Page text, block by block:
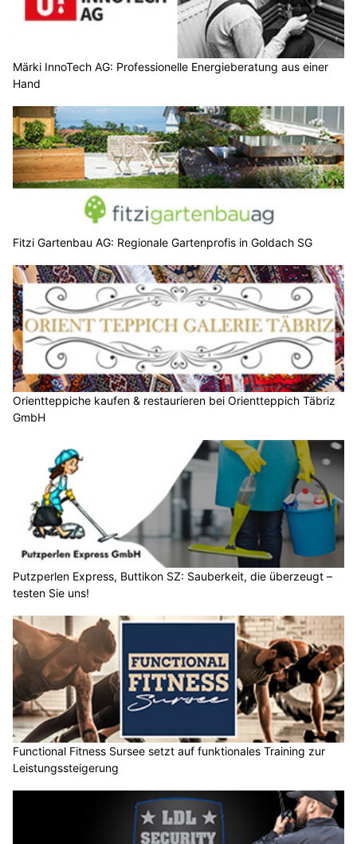
Märki InnoTech AG: Professionelle Energieberatung aus einer
Hand
Fitzi Gartenbau AG: Regionale Gartenprofis in Goldach SG
Orientteppiche kaufen & restaurieren bei Orientteppich Täbriz
GmbH
Putzperlen Express, Buttikon SZ: Sauberkeit, die überzeugt –
testen Sie uns!
Functional Fitness Sursee setzt auf funktionales Training zur
Leistungssteigerung